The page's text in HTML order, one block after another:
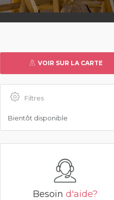
VOIR SUR LA CARTE
Filtres
Bientôt disponible
Besoind'aide?